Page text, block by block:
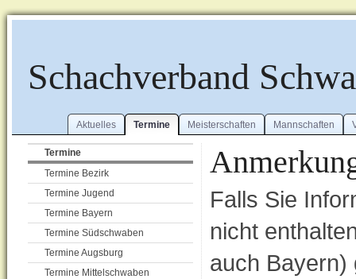
Schachverband
Aktuelles Termine Meisterschaften Mannschaften
Termine
Termine Bezirk
Termine Jugend
Termine Bayern
Termine Südschwaben
Termine Augsburg
Termine Mittelschwaben
Falls Sie
nicht
auch